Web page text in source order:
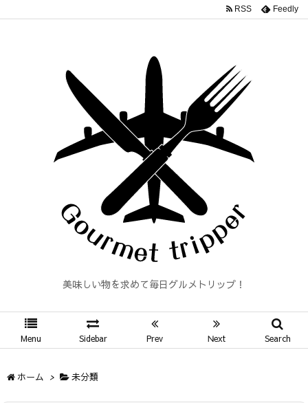
美味しい物を求めて毎日グルメトリップ！
Menu Sidebar Prev Next Search
RSS Feedly
ホーム > 未分類